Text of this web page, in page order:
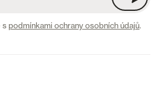
spodmínkami ochrany osobních údajů.